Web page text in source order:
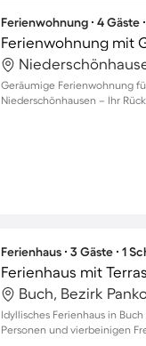
Ferienwohnung ∙ 4 Gäste
Ferienwohnung mit
Geräumige Ferienwohnung
Niederschönhausen – Ihr
Ferienhaus ∙ 3 Gäste ∙ 1
Ferienhaus mit
Buch, Bezirk
Idyllisches Ferienhaus in
Personen und vierbeinigen